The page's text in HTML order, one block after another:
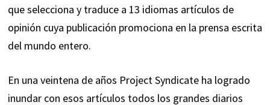
que ‎selecciona y traduce a 13 idiomas artículos de
opinión cuya publicación promociona en la prensa ‎escrita
del mundo entero.
En una veintena de años Project Syndicate ha logrado
inundar con esos ‎artículos todos los grandes diarios